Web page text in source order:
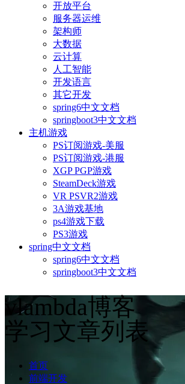
开放平台
服务器运维
架构师
大数据
云计算
人工智能
开发语言
其它开发
spring6中文文档
springboot3中文文档
主机游戏
PS订阅游戏-美服
PS订阅游戏-港服
XGP PGP游戏
SteamDeck游戏
VR PSVR2游戏
3A游戏基地
ps4游戏下载
PS3游戏
spring中文文档
spring6中文文档
springboot3中文文档
vlambda博客
学习文章列表
首页
前端开发